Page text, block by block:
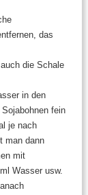
das
die Schale
in den
fein
je nach
man dann
mit
Wasser usw.